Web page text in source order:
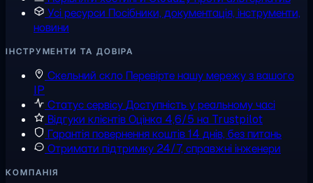
Усі ресурси Посібники, документація, інструменти,
новини
ІНСТРУМЕНТИ ТА ДОВІРА
Скельний скло Перевірте нашу мережу з вашого
IP
Статус сервісуДоступність у реальному часі
Відгуки клієнтівОцінка 4,6/5 на Trustpilot
Гарантія повернення коштів14 днів, без питань
Отримати підтримку 24/7, справжні інженери
КОМПАНІЯ